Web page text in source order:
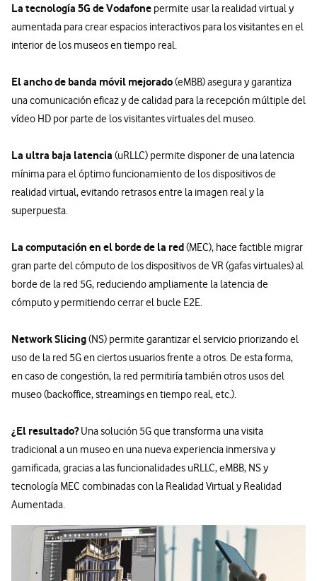
La tecnología 5G de Vodafone permite usar la realidad virtual y
aumentada para crear espacios interactivos para los visitantes en el
interior de los museos en tiempo real.
El ancho de banda móvil mejorado(eMBB) asegura y garantiza
una comunicación eficaz y de calidad para la recepción múltiple del
vídeo HD por parte de los visitantes virtuales del museo.
La ultra baja latencia (uRLLC) permite disponer de una latencia
mínima para el óptimo funcionamiento de los dispositivos de
realidad virtual, evitando retrasos entre la imagen real y la
superpuesta.
La computación en el borde de la red(MEC), hace factible migrar
gran parte del cómputo de los dispositivos de VR (gafas virtuales) al
borde de la red 5G, reduciendo ampliamente la latencia de
cómputo y permitiendo cerrar el bucle E2E.
Network Slicing(NS) permite garantizar el servicio priorizando el
uso de la red 5G en ciertos usuarios frente a otros. De esta forma,
en caso de congestión, la red permitiría también otros usos del
museo (backoffice, streamings en tiempo real, etc.).
¿El resultado?Una solución 5G que transforma una visita
tradicional a un museo en una nueva experiencia inmersiva y
gamificada, gracias a las funcionalidades uRLLC, eMBB, NS y
tecnología MEC combinadas con la Realidad Virtual y Realidad
Aumentada.